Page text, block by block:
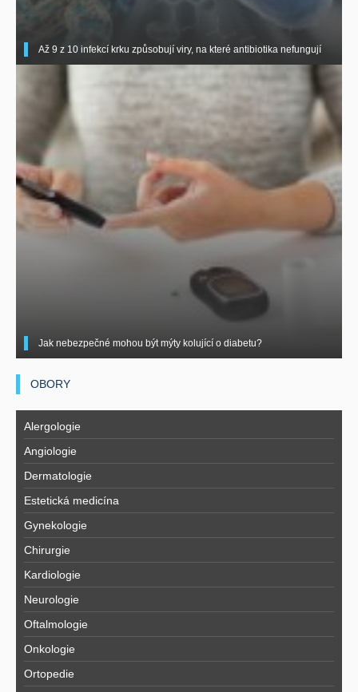
Až 9 z 10 infekcí krku způsobují viry, na které antibiotika nefungují
Jak nebezpečné mohou být mýty kolující o diabetu?
OBORY
Alergologie
Angiologie
Dermatologie
Estetická medicína
Gynekologie
Chirurgie
Kardiologie
Neurologie
Oftalmologie
Onkologie
Ortopedie